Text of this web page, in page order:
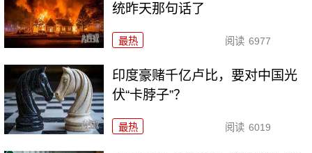
统昨天那句话了
最热 阅读 6977
印度豪赌千亿卢比，要对中国光
伏“卡脖子”？
最热 阅读 6019